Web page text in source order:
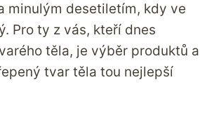
minulým desetiletím, kdy ve
Pro ty z vás, kteří dnes
těla, je výběr produktů a
tvar těla tou nejlepší